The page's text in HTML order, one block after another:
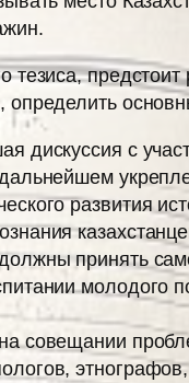
тезиса,
определить
дискуссия с
развития
принять
молодого
совещании